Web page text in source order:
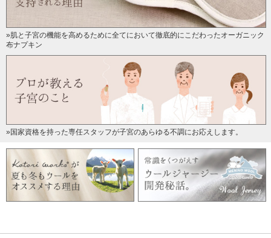
»肌と子宮の機能を高めるために全てにおいて徹底的にこだわったオーガニック
布ナプキン
»国家資格を持った専任スタッフが子宮のあらゆる不調にお応えします。